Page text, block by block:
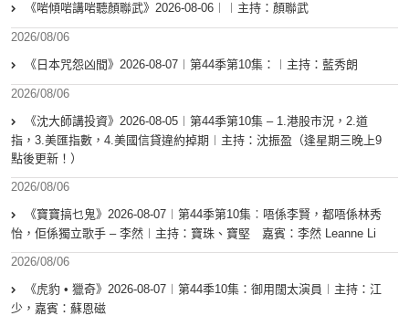
《啱傾啱講啱聽顏聯武》2026-08-06︱︱主持：顏聯武
2026/08/06
《日本咒怨凶間》2026-08-07︱第44季第10集：︱主持：藍秀朗
2026/08/06
《沈大師講投資》2026-08-05︱第44季第10集 – 1.港股市況，2.道
指，3.美匯指數，4.美國信貸違約掉期︱主持：沈振盈（逢星期三晚上9
點後更新！）
2026/08/06
《寶寶搞乜鬼》2026-08-07︱第44季第10集︰唔係李賢，都唔係林秀
怡，佢係獨立歌手 – 李然︱主持：寶珠、寶堅 嘉賓：李然 Leanne Li
2026/08/06
《虎豹 • 獵奇》2026-08-07︱第44季10集：御用闊太演員︱主持：江
少，嘉賓：蘇恩磁